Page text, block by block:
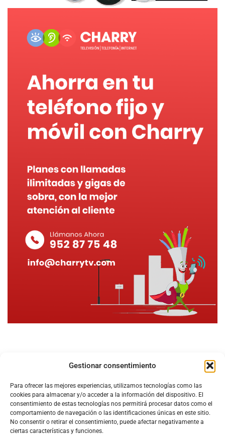
Gestionar consentimiento
Para ofrecer las mejores experiencias, utilizamos tecnologías como las
cookies para almacenar y/o acceder a la información del dispositivo. El
consentimiento de estas tecnologías nos permitirá procesar datos como el
comportamiento de navegación o las identificaciones únicas en este sitio.
No consentir o retirar el consentimiento, puede afectar negativamente a
ciertas características y funciones.